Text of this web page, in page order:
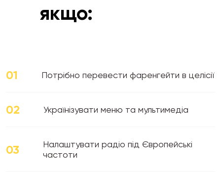
якщо:
01 Потрібно перевести фаренгейти в целісії
02 Українізувати меню та мультимедіа
03
Налаштувати радіо під Європейські
частоти